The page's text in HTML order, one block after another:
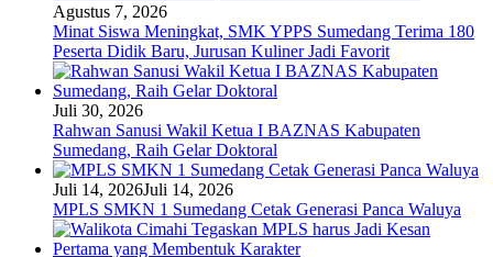
Agustus 7, 2026
Minat Siswa Meningkat, SMK YPPS Sumedang Terima 180
Peserta Didik Baru, Jurusan Kuliner Jadi Favorit
Juli 30, 2026
Rahwan Sanusi Wakil Ketua I BAZNAS Kabupaten
Sumedang, Raih Gelar Doktoral
Juli 14, 2026Juli 14, 2026
MPLS SMKN 1 Sumedang Cetak Generasi Panca Waluya